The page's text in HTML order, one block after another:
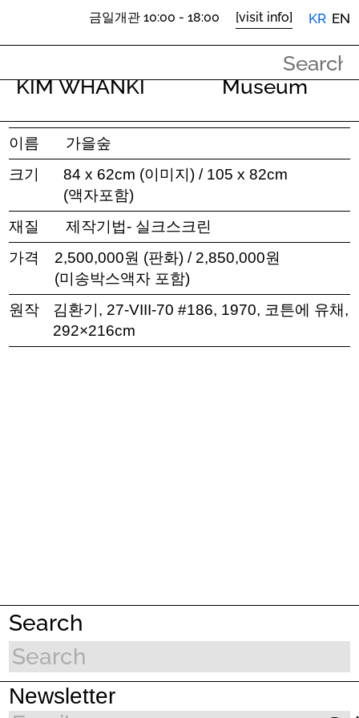
금일개관 10:00 - 18:00 [visit info] KR EN
KIM WHANKI Museum
아트샵 아트상품
관람안내
이름
가을숲
크기
84 x 62cm (이미지) / 105 x 82cm
(액자포함)
재질
제작기법- 실크스크린
가격
2,500,000원 (판화) / 2,850,000원
(미송박스액자 포함)
원작
김환기, 27-VIII-70 #186, 1970, 코튼에 유채,
292×216cm
Search
Newsletter